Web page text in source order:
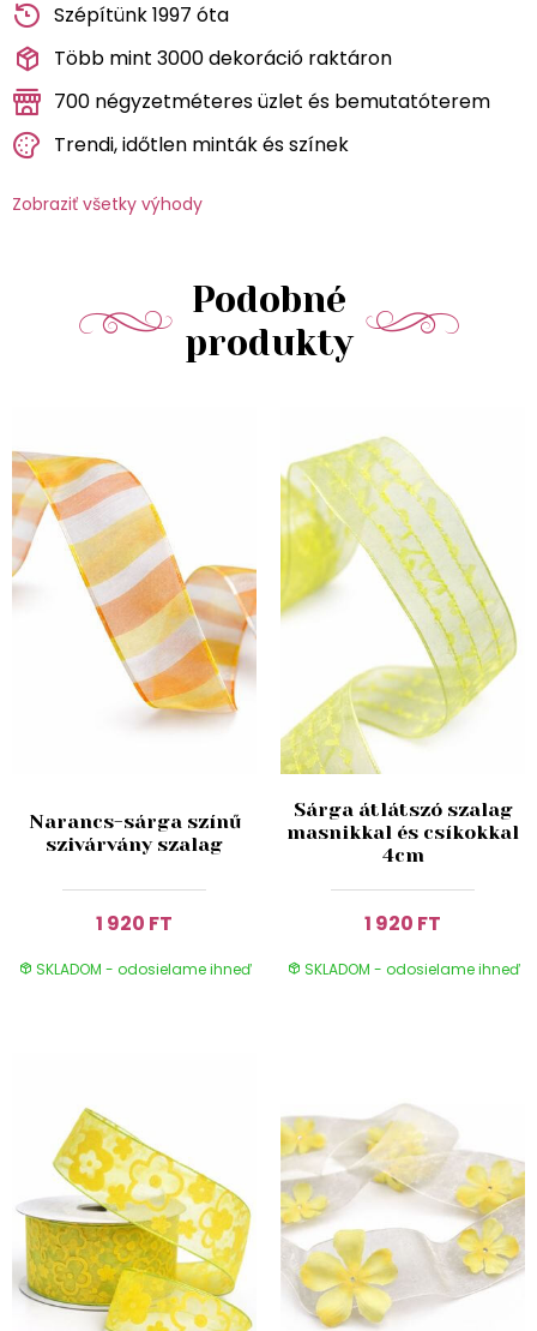
Szépítünk 1997 óta
Több mint 3000 dekoráció raktáron
700 négyzetméteres üzlet és bemutatóterem
Trendi, időtlen minták és színek
Zobraziť všetky výhody
Podobné
produkty
Narancs-sárga színű
szivárvány szalag
1 920 FT
SKLADOM - odosielame ihneď
Sárga átlátszó szalag
masnikkal és csíkokkal
4cm
1 920 FT
SKLADOM - odosielame ihneď